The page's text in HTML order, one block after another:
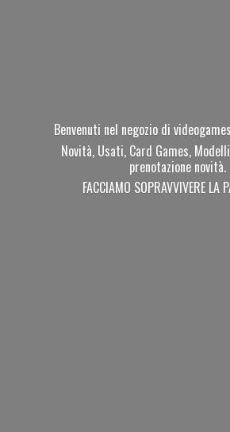
Benvenuti nel negozio di
Novità, Usati, Card Games,
prenotazione novità.
FACCIAMO SOPRAVVIVERE LA